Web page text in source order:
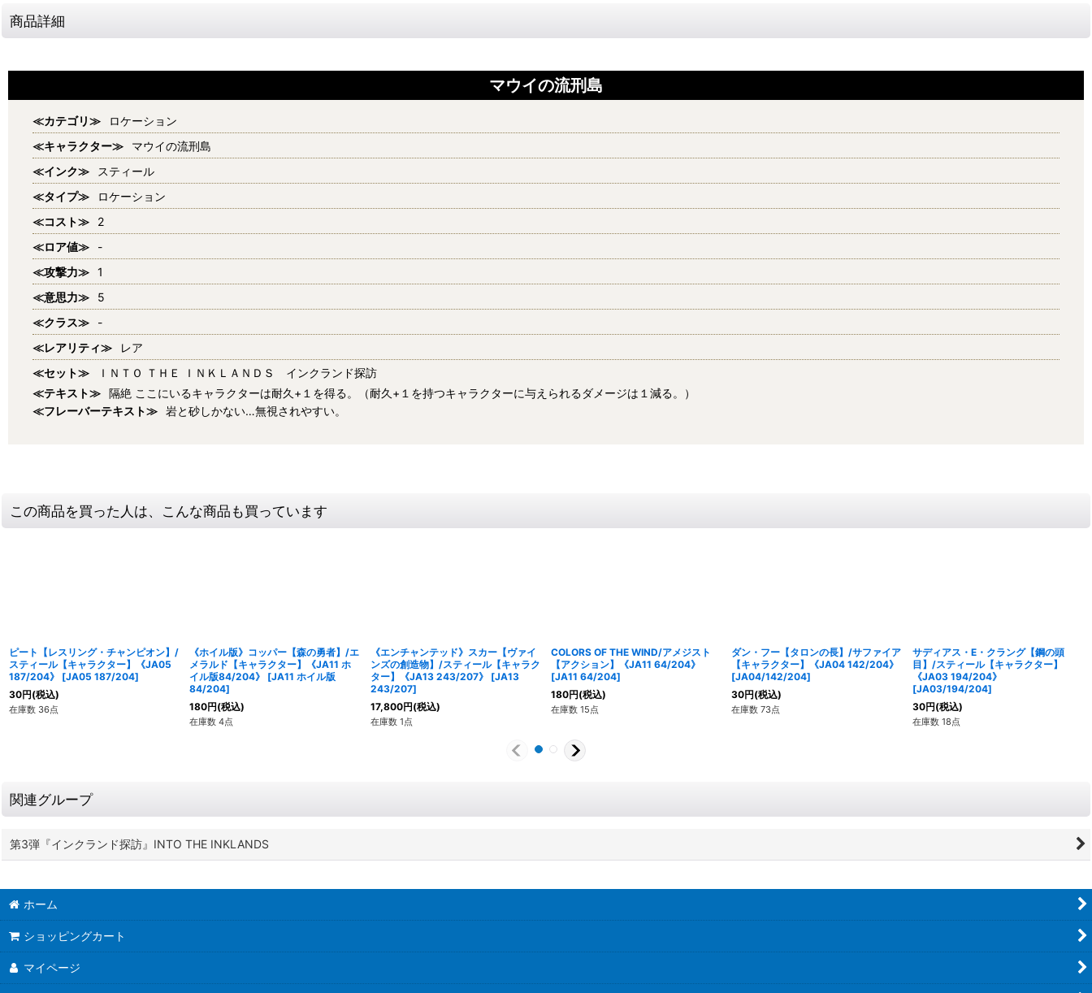
商品詳細
マウイの流刑島
≪カテゴリ≫
ロケーション
≪キャラクター≫
マウイの流刑島
≪インク≫
スティール
≪タイプ≫
ロケーション
≪コスト≫
2
≪ロア値≫
-
≪攻撃力≫ 1
≪意思力≫
5
≪クラス≫
-
≪レアリティ≫
レア
≪セット≫
ＩＮＴＯ ＴＨＥ ＩＮＫＬＡＮＤＳ インクランド探訪
≪テキスト≫ 隔絶 ここにいるキャラクターは耐久+１を得る。（耐久+１を持つキャラクターに与えられるダメージは１減る。）
≪フレーバーテキスト≫ 岩と砂しかない…無視されやすい。
この商品を買った人は、こんな商品も買っています
ピート【レスリング・チャンピオン】/
スティール【キャラクター】《JA05
187/204》
[JA05 187/204]
30円(税込)
在庫数 36点
《ホイル版》コッパー【森の勇者】/エ
メラルド【キャラクター】《JA11 ホ
イル版84/204》
[JA11 ホイル版
84/204]
180円(税込)
在庫数 4点
《エンチャンテッド》スカー【ヴァイ
ンズの創造物】/スティール【キャラク
ター】《JA13 243/207》
[JA13
243/207]
17,800円(税込)
在庫数 1点
COLORS OF THE WIND/アメジスト
【アクション】《JA11 64/204》
[JA11 64/204]
180円(税込)
在庫数 15点
ダン・フー【タロンの長】/サファイア
【キャラクター】《JA04 142/204》
[JA04/142/204]
30円(税込)
在庫数 73点
サディアス・E・クラング【鋼の頭
目】/スティール【キャラクター】
《JA03 194/204》
[JA03/194/204]
30円(税込)
在庫数 18点
関連グループ
第3弾『インクランド探訪』INTO THE INKLANDS
ホーム
ショッピングカート
マイページ